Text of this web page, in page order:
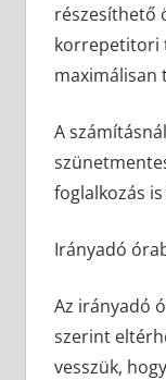
részesíthető
korrepetitori
maximálisan
A
foglalkozás
Irányadó
Az irányadó
szerint
vesszük,